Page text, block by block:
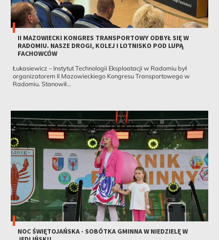
II MAZOWIECKI KONGRES TRANSPORTOWY ODBYŁ SIĘ W
RADOMIU. NASZE DROGI, KOLEJ I LOTNISKO POD LUPĄ
FACHOWCÓW
Łukasiewicz – Instytut Technologii Eksploatacji w Radomiu był
organizatorem II Mazowieckiego Kongresu Transportowego w
Radomiu. Stanowił...
NOC ŚWIĘTOJAŃSKA - SOBÓTKA GMINNA W NIEDZIELĘ W